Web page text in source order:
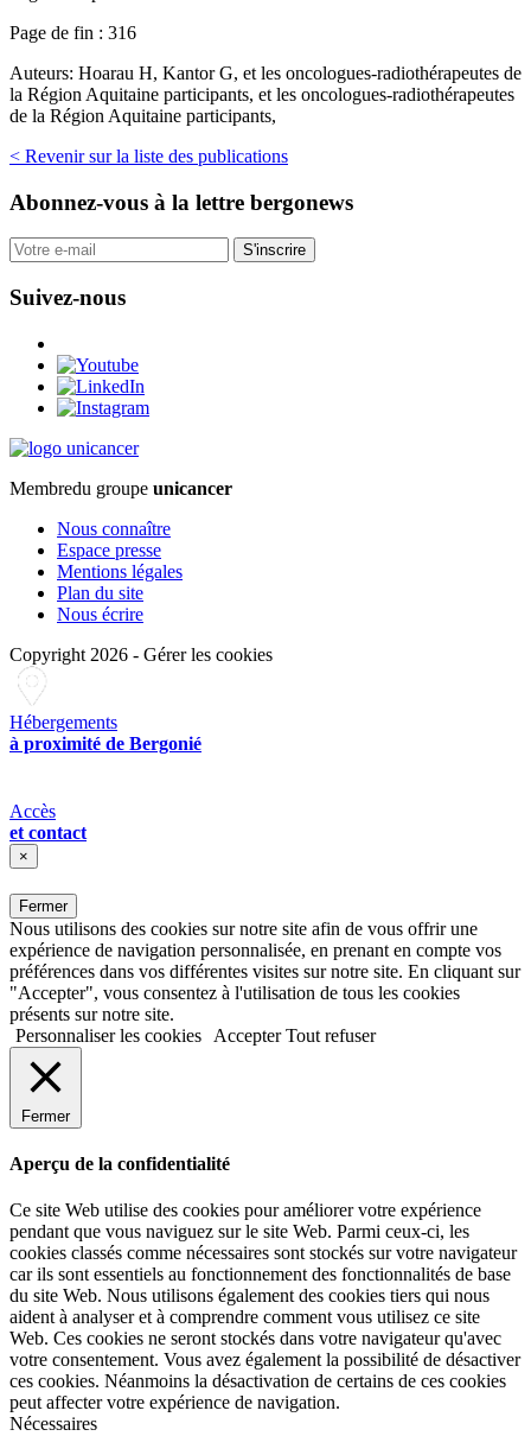
Page de fin : 316
Auteurs: Hoarau H, Kantor G, et les oncologues-radiothérapeutes de
la Région Aquitaine participants, et les oncologues-radiothérapeutes
de la Région Aquitaine participants,
< Revenir sur la liste des publications
Abonnez-vous à la lettre bergonews
S'inscrire
Suivez-nous
Membredu groupe unicancer
Nous connaître
Espace presse
Mentions légales
Plan du site
Nous écrire
Copyright 2026 - Gérer les cookies
Hébergements
à proximité de Bergonié
Accès
et contact
×
Fermer
Nous utilisons des cookies sur notre site afin de vous offrir une
expérience de navigation personnalisée, en prenant en compte vos
préférences dans vos différentes visites sur notre site. En cliquant sur
"Accepter", vous consentez à l'utilisation de tous les cookies
présents sur notre site.
Personnaliser les cookies
Accepter Tout refuser
Fermer
Aperçu de la confidentialité
Ce site Web utilise des cookies pour améliorer votre expérience
pendant que vous naviguez sur le site Web. Parmi ceux-ci, les
cookies classés comme nécessaires sont stockés sur votre navigateur
car ils sont essentiels au fonctionnement des fonctionnalités de base
du site Web. Nous utilisons également des cookies tiers qui nous
aident à analyser et à comprendre comment vous utilisez ce site
Web. Ces cookies ne seront stockés dans votre navigateur qu'avec
votre consentement. Vous avez également la possibilité de désactiver
ces cookies. Néanmoins la désactivation de certains de ces cookies
peut affecter votre expérience de navigation.
Nécessaires